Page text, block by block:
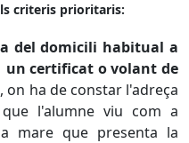
criteris prioritaris:
del domicili habitual a
un certificat o volant de
, on ha de constar l'adreça
l'alumne viu com a
mare que presenta la